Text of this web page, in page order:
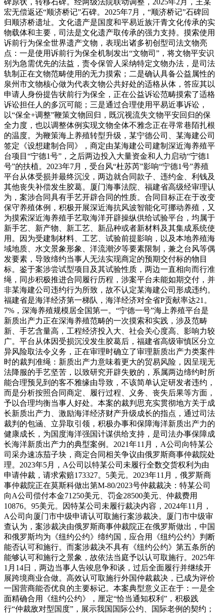
碑原状，转移石碑。经两级法院联动调整，2025年2月，王某
宏无偿返还“顺济桥记”石碑。2025年7月，“顺济桥记”石碑回
归顺济桥遗址。文化遗产是国度和平易近族汗青文化传承的实
物载体和主要，司法是文化遗产取传承的强力支持。摸索使用
诉前行为保全世界遗产文物，表现出诸多初创型司法文物亮
点：一是使用诉前行为保全机制发出“文物司”，将文物平安识
别为急需优先的法益，责令保管人采纳特定文物办法，是司法
轨制正在文物范畴使用的无力摸索；二是确认具备公益属性的
泉州市文物核心做为代表文物公共好处的适格从体，答应其以
申请人身份提告状前行为保全，正在公益诉讼范畴摸索了适格
诉讼担任人的多沉可能；三是通过合理使用平易近事诉讼，
以“保全+调整”鞭策文物回归，既沉视流失文物平安回归的保
全力度，也以调整体例实现文物全体不雅念正在寻常巷陌扎根
的温度。为鞭策海上养殖转型升级，某宁德公司、某海建公司
签定《设想建制合同》，商定由某海建公司建制深近海养殖平
台项目“宁德1号”，之后两边投入大量资金和人力启动“宁德1
号”的扶植。2023年7月，受台风“杜苏芮”影响“宁德1号”养殖
平台从体受损并最终沉没，两边就合同款子、违约金、利钱及
其他丧失补偿发生胶葛。厦门海事法院、福建省高级经审理认
为，案涉合同具有手艺开辟合同的性质。合同目标正在于改变
保守养殖体例，积极开展深近海抗风波智能化可挪动养殖，又
为摸索深近海养殖手艺取海洋开辟操纵供给试验平台，均属于
新手艺、新产物、新工艺、新品种或者新材料及其集成系统使
用。因为受建制材料、工艺、试验前提影响，以及本地养殖海
域地质、水文景象形象、洋流潮汐等要素限制，兼之台风等偶
发要素，导致缔约当事人无法实现商定的预期交付标的物目
标。鉴于案涉尝试型项目及其试验性质，两边一直相向而行准
绳，同步积极推进合同履行历程，涉案平台未能如期交付，并
非某海建公司违约行为所致，故不认定某海建公司形成违约。
福建省是海洋经济第一梯队，海洋经济对全省P贡献率达21。
7%，深海养殖规模居全国第一。“宁德一号”海上养殖平台是
新质出产力正在深海养殖范畴的一次摸索和实践，涉及范畴
新、手艺含量高，工程经济投入大、社会关心度高、影响力较
广。平台从体因受损沉没发生胶葛后，福建省高级审慎区分立
异风险取法令义务，正在审理时确立了审理新质出产力类案件
时的裁判准绳：新质出产力意味着更大的贸易风险，因呈现无
法降服的手艺坚苦，以致研究开辟失败的，系属两边缔约时所
能合理预见到的客不雅缘由导致，不该简单认定研发者违约，
而是分析按照合同商定、履行过程、义务、丧失后果等方面，
予以合理均衡当事人好处。本案的裁判思充实贯彻地方关于成
长新质出产力、激励海洋经济财产升级成长的指点，通过司法
裁判的包涵、立异取引领，积极办事和保障海洋新质出产力的
健康成长，为国度海洋强国计谋供给支持，是司法办事保障成
长海洋新质出产力的典型案例。2021年11月，A公司向特某公
司采办速冻茄子块，商定合同相关争议由俄罗斯商事仲裁院处
理。2023年5月，A公司以特某公司未履行全数交货权利为由
申请仲裁，请求索赔173327。5美元。2023年11月，俄罗斯商
事仲裁院正在莫斯科做出第M-80/2023号仲裁裁决：特某公司
向A公司偿付本金71250美元、罚金28500美元、仲裁费用
10876。95美元。因特某公司未履行裁决内容，2024年11月，
A公司向厦门市中级申请认可取施行案涉裁决。厦门市中级审
查认为，案涉裁决由俄罗斯商事仲裁院正在俄罗斯做出，中国
和俄罗斯均为《纽约公约》缔约国，应合用《纽约公约》判断
能否认可和施行。而案涉裁决不具有《纽约公约》第五条所的
能够认可和施行之景象，故依法当庭予以认可取施行。2025年
1月14日，两边当事人告竣息争和谈，过后全面履行并继续开
展跨境商业合做。高效认可取施行外国仲裁裁决，已成为评价
一国营商能否优良的主要标记。本案典型意义正在于：一是全
面精确合用《纽约公约》，厘定“恰当通知权利”，积极践
行“仲裁敌对型国度”，展示我国国际公约、国际老例的契约；